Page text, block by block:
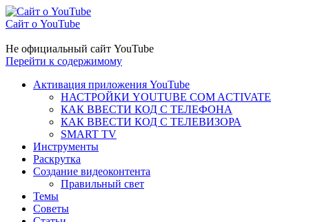
Сайт о YouTube
Не официальный сайт YouTube
Перейти к содержимому
Активация приложения YouTube
НАСТРОЙКИ YOUTUBE COM ACTIVATE
КАК ВВЕСТИ КОД С ТЕЛЕФОНА
КАК ВВЕСТИ КОД С ТЕЛЕВИЗОРА
SMART TV
Инструменты
Раскрутка
Создание видеоконтента
Правильный свет
Темы
Советы